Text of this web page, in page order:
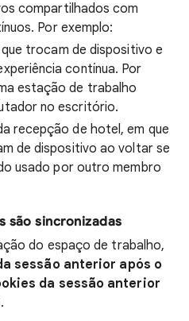
compartilhados com
Por exemplo:
trocam de dispositivo e
contínua. Por
estação de trabalho
no escritório.
recepção de hotel, em que
de dispositivo ao voltar se
usado por outro membro
são sincronizadas
do espaço de trabalho,
sessão anterior após o
da sessão anterior
.